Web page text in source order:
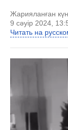
Жарияланған
9 сәуір 2024,
Читать на